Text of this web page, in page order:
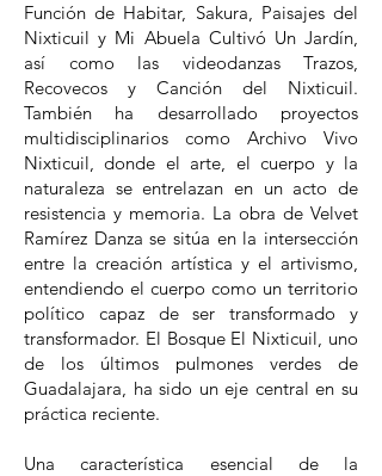
Función de Habitar, Sakura, Paisajes del
Nixticuil y Mi Abuela Cultivó Un Jardín,
así como las videodanzas Trazos,
Recovecos y Canción del Nixticuil.
También ha desarrollado proyectos
multidisciplinarios como Archivo Vivo
Nixticuil, donde el arte, el cuerpo y la
naturaleza se entrelazan en un acto de
resistencia y memoria. La obra de Velvet
Ramírez Danza se sitúa en la intersección
entre la creación artística y el artivismo,
entendiendo el cuerpo como un territorio
político capaz de ser transformado y
transformador. El Bosque El Nixticuil, uno
de los últimos pulmones verdes de
Guadalajara, ha sido un eje central en su
práctica reciente.
Una característica esencial de la